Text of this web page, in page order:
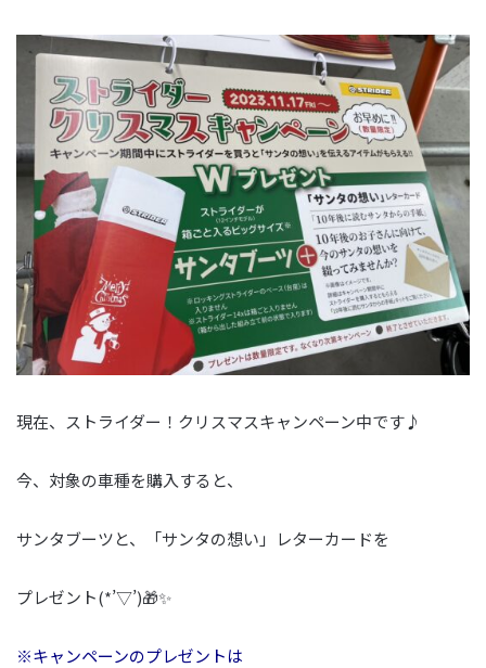
現在、ストライダー！クリスマスキャンペーン中です♪
今、対象の車種を購入すると、
サンタブーツと、「サンタの想い」レターカードを
プレゼント(*’▽’)🎁✨
※キャンペーンのプレゼントは